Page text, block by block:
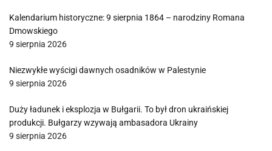
Kalendarium historyczne: 9 sierpnia 1864 – narodziny Romana
Dmowskiego
9 sierpnia 2026
Niezwykłe wyścigi dawnych osadników w Palestynie
9 sierpnia 2026
Duży ładunek i eksplozja w Bułgarii. To był dron ukraińskiej
produkcji. Bułgarzy wzywają ambasadora Ukrainy
9 sierpnia 2026